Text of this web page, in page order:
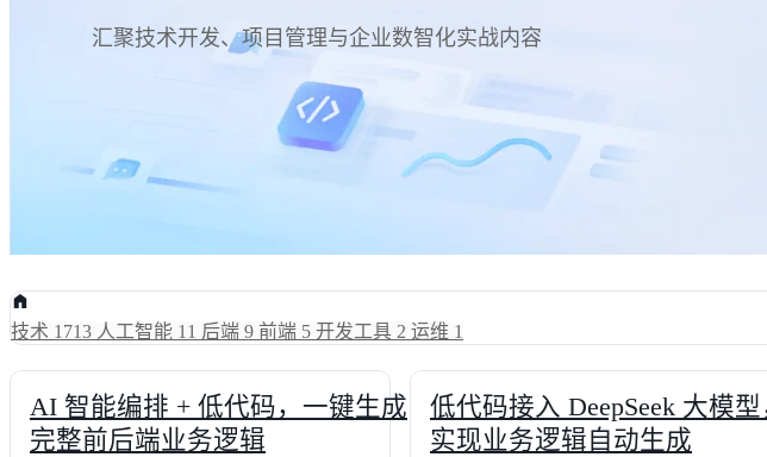
汇聚技术开发、项目管理与企业数智化实战内容
技术 1713 人工智能 11 后端 9 前端 5 开发工具 2 运维 1
AI 智能编排 + 低代码，一键生成
完整前后端业务逻辑
低代码接入 DeepSeek 大模型
实现业务逻辑自动生成